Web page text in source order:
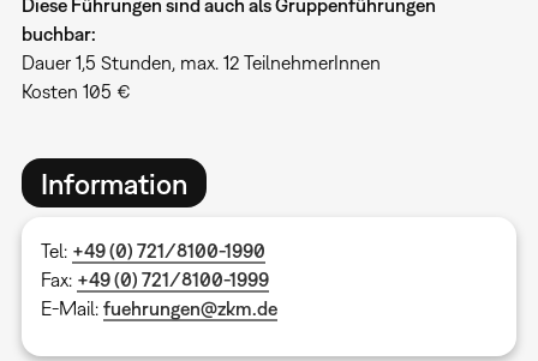
Diese Führungen sind auch als Gruppenführungen
buchbar:
Dauer 1,5 Stunden, max. 12 TeilnehmerInnen
Kosten 105 €
Information
Tel: +49 (0) 721/8100-1990
Fax: +49 (0) 721/8100-1999
E-Mail: fuehrungen@zkm.de